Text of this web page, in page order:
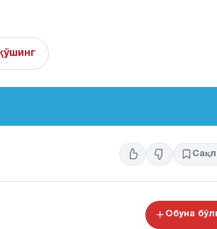
Обуна